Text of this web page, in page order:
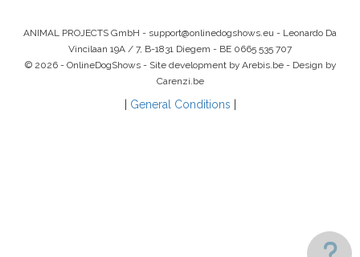
ANIMAL PROJECTS GmbH - support@onlinedogshows.eu - Leonardo Da
Vincilaan 19A / 7, B-1831 Diegem - BE 0665 535 707
© 2026 - OnlineDogShows - Site development by Arebis.be - Design by
Carenzi.be
General Conditions